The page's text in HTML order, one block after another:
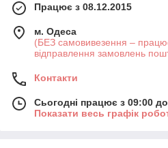
Працює з 08.12.2015
м. Одеса
(БЕЗ самовивезення –
відправлення замовлень
Контакти
Сьогодні працює з 09:00
Показати весь графік